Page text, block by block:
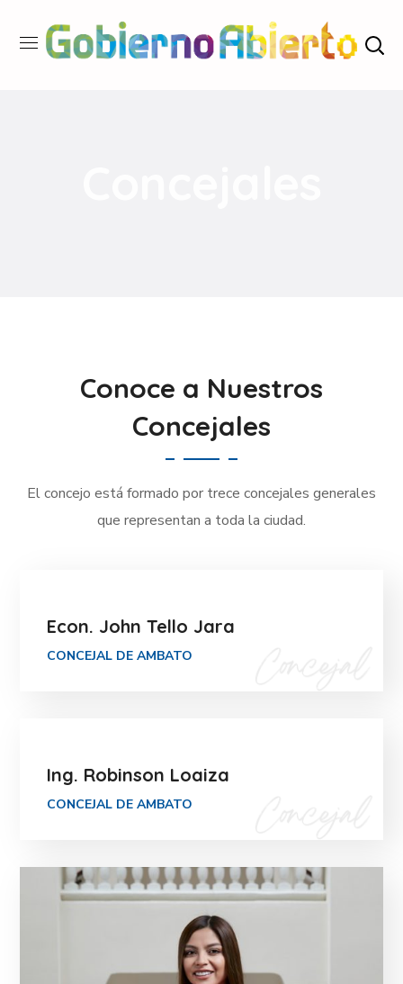
Conoce a Nuestros
Concejales
El concejo está formado por trece concejales generales
que representan a toda la ciudad.
Econ. John Tello Jara
CONCEJAL DE AMBATO
Ing. Robinson Loaiza
CONCEJAL DE AMBATO